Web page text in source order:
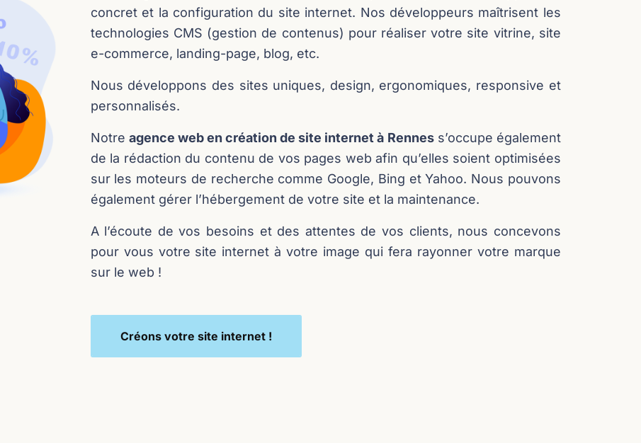
concret et la configuration du site internet. Nos développeurs maîtrisent les
technologies CMS (gestion de contenus) pour réaliser votre site vitrine, site
e-commerce, landing-page, blog, etc.
Nous développons des sites uniques, design, ergonomiques, responsive et
personnalisés.
Notre agence web en création de site internet à Renness’occupe également
de la rédaction du contenu de vos pages web afin qu’elles soient optimisées
sur les moteurs de recherche comme Google, Bing et Yahoo. Nous pouvons
également gérer l’hébergement de votre site et la maintenance.
A l’écoute de vos besoins et des attentes de vos clients, nous concevons
pour vous votre site internet à votre image qui fera rayonner votre marque
sur le web !
Créons votre site internet !